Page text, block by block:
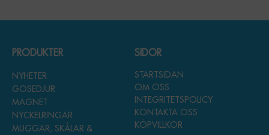
PRODUKTER
NYHETER
GOSEDJUR
MAGNET
NYCKELRINGAR
MUGGAR, SKÅLAR &
SIDOR
STARTSIDAN
OM OSS
INTEGRITETSPOLICY
KONTAKTA OSS
KÖPVILLKOR